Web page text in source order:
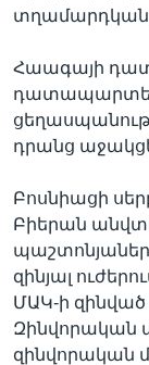
Հաագայի
դատապարտել
դրանց
Բոսնիացի
Բիերան
պաշտոնյաներ
զինյալ
ՄԱԿ-ի զինված
Զինվորական
զինվորական